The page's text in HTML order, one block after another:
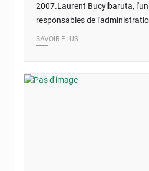
2007.Laurent Bucyibaruta,
responsables de
SAVOIR PLUS